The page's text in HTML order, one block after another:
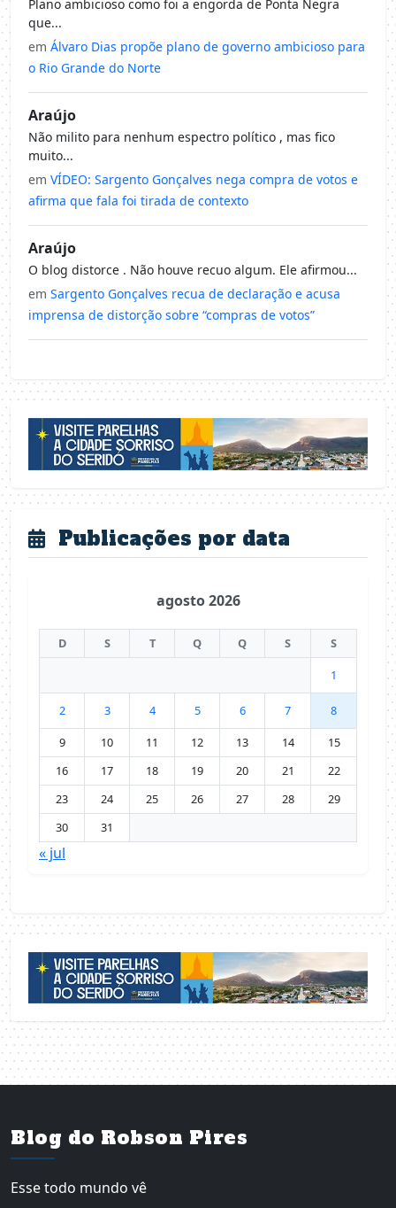
Plano ambicioso como foi a engorda de Ponta Negra
que...
em Álvaro Dias propõe plano de governo ambicioso para
o Rio Grande do Norte
Araújo
Não milito para nenhum espectro político , mas fico
muito...
em VÍDEO: Sargento Gonçalves nega compra de votos e
afirma que fala foi tirada de contexto
Araújo
O blog distorce . Não houve recuo algum. Ele afirmou...
em Sargento Gonçalves recua de declaração e acusa
imprensa de distorção sobre “compras de votos”
Publicações por data
agosto 2026
D S T Q Q S
S
1
2 3 4 5 6 7
8
9
10 11 12 13 14
15
16
17 18 19 20 21
22
23
24 25 26 27 28
29
30
31
« jul
Blog do Robson Pires
Esse todo mundo vê